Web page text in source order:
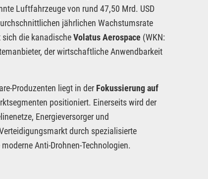
Luftfahrzeuge von rund 47,50 Mrd. USD
jährlichen Wachstumsrate
sich die kanadischeVolatus Aerospace (WKN:
der wirtschaftliche Anwendbarkeit
Produzenten liegt in der Fokussierung auf
positioniert. Einerseits wird der
Energieversorger und
durch spezialisierte
Anti-Drohnen-Technologien.